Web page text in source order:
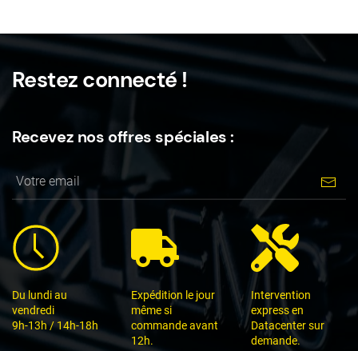
Restez connecté !
Recevez nos offres spéciales :
Du lundi au
vendredi
9h-13h / 14h-18h
Expédition le jour
même si
commande avant
12h.
Intervention
express en
Datacenter sur
demande.